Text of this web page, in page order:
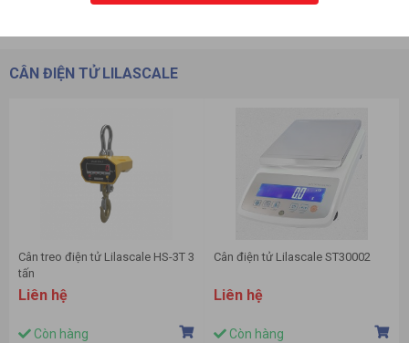
CÂN ĐIỆN TỬ LILASCALE
Cân treo điện tử Lilascale HS-3T 3
tấn
Liên hệ
Còn hàng
Cân điện tử Lilascale ST30002
Liên hệ
Còn hàng